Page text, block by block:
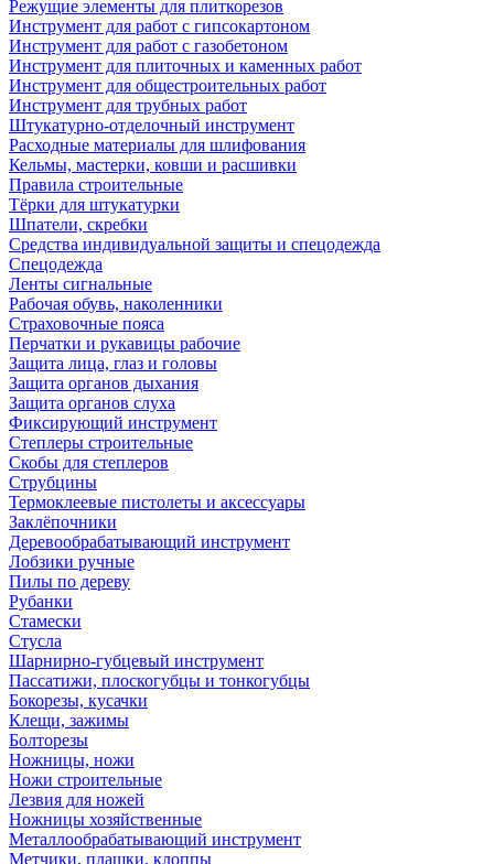
Режущие элементы для плиткорезов
Инструмент для работ с гипсокартоном
Инструмент для работ с газобетоном
Инструмент для плиточных и каменных работ
Инструмент для общестроительных работ
Инструмент для трубных работ
Штукатурно-отделочный инструмент
Расходные материалы для шлифования
Кельмы, мастерки, ковши и расшивки
Правила строительные
Тёрки для штукатурки
Шпатели, скребки
Средства индивидуальной защиты и спецодежда
Спецодежда
Ленты сигнальные
Рабочая обувь, наколенники
Страховочные пояса
Перчатки и рукавицы рабочие
Защита лица, глаз и головы
Защита органов дыхания
Защита органов слуха
Фиксирующий инструмент
Степлеры строительные
Скобы для степлеров
Струбцины
Термоклеевые пистолеты и аксессуары
Заклёпочники
Деревообрабатывающий инструмент
Лобзики ручные
Пилы по дереву
Рубанки
Стамески
Стусла
Шарнирно-губцевый инструмент
Пассатижи, плоскогубцы и тонкогубцы
Бокорезы, кусачки
Клещи, зажимы
Болторезы
Ножницы, ножи
Ножи строительные
Лезвия для ножей
Ножницы хозяйственные
Металлообрабатывающий инструмент
Метчики, плашки, клоппы